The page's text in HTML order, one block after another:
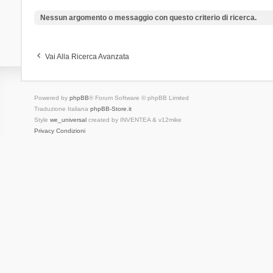
Nessun argomento o messaggio con questo criterio di ricerca.
Vai Alla Ricerca Avanzata
Powered by phpBB® Forum Software © phpBB Limited
Traduzione Italiana phpBB-Store.it
Style we_universalcreated by INVENTEA & v12mike
Privacy Condizioni